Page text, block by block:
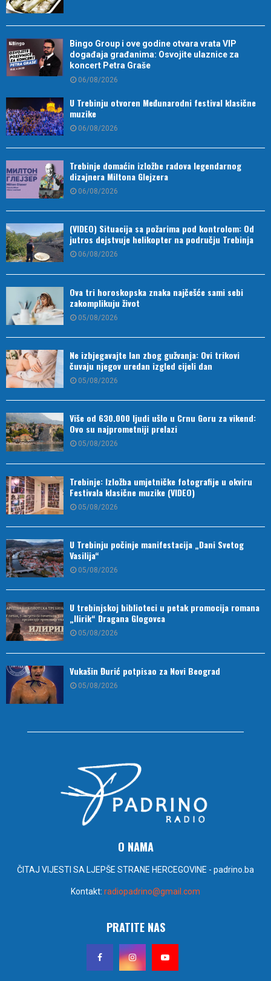
Bingo Group i ove godine otvara vrata VIP
događaja građanima: Osvojite ulaznice za
koncert Petra Graše
06/08/2026
U Trebinju otvoren Međunarodni festival klasične
muzike
06/08/2026
Trebinje domaćin izložbe radova legendarnog
dizajnera Miltona Glejzera
06/08/2026
(VIDEO) Situacija sa požarima pod kontrolom: Od
jutros dejstvuje helikopter na području Trebinja
06/08/2026
Ova tri horoskopska znaka najčešće sami sebi
zakomplikuju život
05/08/2026
Ne izbjegavajte lan zbog gužvanja: Ovi trikovi
čuvaju njegov uredan izgled cijeli dan
05/08/2026
Više od 630.000 ljudi ušlo u Crnu Goru za vikend:
Ovo su najprometniji prelazi
05/08/2026
Trebinje: Izložba umjetničke fotografije u okviru
Festivala klasične muzike (VIDEO)
05/08/2026
U Trebinju počinje manifestacija „Dani Svetog
Vasilija“
05/08/2026
U trebinjskoj biblioteci u petak promocija romana
„Ilirik“ Dragana Glogovca
05/08/2026
Vukašin Đurić potpisao za Novi Beograd
05/08/2026
O NAMA
ČITAJ VIJESTI SA LJEPŠE STRANE HERCEGOVINE - padrino.ba
Kontakt: radiopadrino@gmail.com
PRATITE NAS